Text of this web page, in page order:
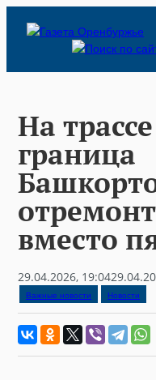
На
граница
вместо
29.04.2026, 19:04
Важные новости Новости